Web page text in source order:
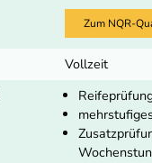
Zum NQR-
Vollzeit